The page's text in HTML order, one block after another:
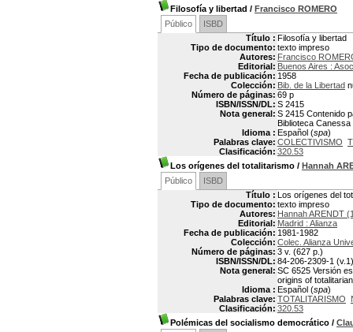
Filosofía y libertad / Francisco ROMERO
Público
ISBD
Título : Filosofía y libertad
Tipo de documento: texto impreso
Autores: Francisco
Editorial: Buenos Aires :
Fecha de publicación: 1958
Colección: Bib. de la Libertad
Número de páginas: 69 p
ISBN/ISSN/DL: S 2415
Nota general: S 2415 Contenido
Biblioteca Canessa
Idioma : Español (spa)
Palabras clave: COLECTIVISMO
Clasificación: 320.53
Los orígenes del totalitarismo / Hannah
Público
ISBD
Título : Los orígenes del
Tipo de documento: texto impreso
Autores: Hannah ARENDT
Editorial: Madrid : Alianza
Fecha de publicación: 1981-1982
Colección: Colec. Alianza
Número de páginas: 3 v. (627 p.)
ISBN/ISSN/DL: 84-206-2309-1
Nota general: SC 6525 Versión
origins of
Idioma : Español (spa)
Palabras clave: TOTALITARISMO
Clasificación: 320.53
Polémicas del socialismo democrático /